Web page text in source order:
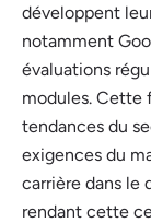
développent
notamment
évaluations
modules. Cette
tendances du
exigences du
carrière dans le
rendant cette